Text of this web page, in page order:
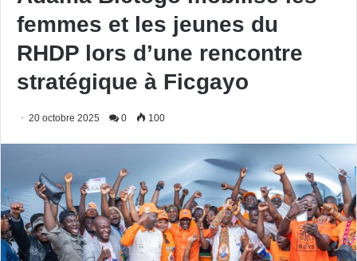
femmes et les jeunes du
RHDP lors d’une rencontre
stratégique à Ficgayo
20 octobre 2025 0 100